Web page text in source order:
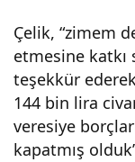
Çelik, “zimem
etmesine katkı
teşekkür
144 bin lira
veresiye
kapatmış